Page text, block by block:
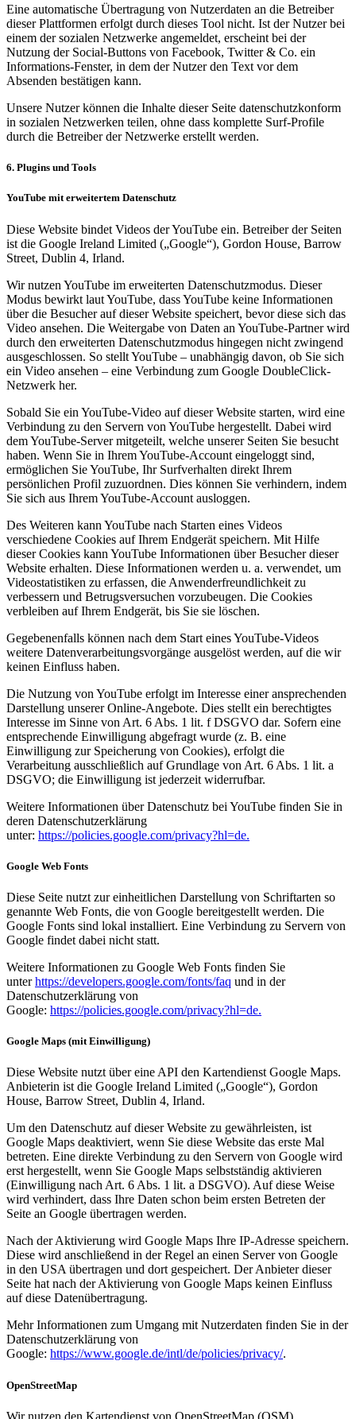
Eine automatische Übertragung von Nutzerdaten an die Betreiber
dieser Plattformen erfolgt durch dieses Tool nicht. Ist der Nutzer bei
einem der sozialen Netzwerke angemeldet, erscheint bei der
Nutzung der Social-Buttons von Facebook, Twitter & Co. ein
Informations-Fenster, in dem der Nutzer den Text vor dem
Absenden bestätigen kann.
Unsere Nutzer können die Inhalte dieser Seite datenschutzkonform
in sozialen Netzwerken teilen, ohne dass komplette Surf-Profile
durch die Betreiber der Netzwerke erstellt werden.
6. Plugins und Tools
YouTube mit erweitertem Datenschutz
Diese Website bindet Videos der YouTube ein. Betreiber der Seiten
ist die Google Ireland Limited („Google“), Gordon House, Barrow
Street, Dublin 4, Irland.
Wir nutzen YouTube im erweiterten Datenschutzmodus. Dieser
Modus bewirkt laut YouTube, dass YouTube keine Informationen
über die Besucher auf dieser Website speichert, bevor diese sich das
Video ansehen. Die Weitergabe von Daten an YouTube-Partner wird
durch den erweiterten Datenschutzmodus hingegen nicht zwingend
ausgeschlossen. So stellt YouTube – unabhängig davon, ob Sie sich
ein Video ansehen – eine Verbindung zum Google DoubleClick-
Netzwerk her.
Sobald Sie ein YouTube-Video auf dieser Website starten, wird eine
Verbindung zu den Servern von YouTube hergestellt. Dabei wird
dem YouTube-Server mitgeteilt, welche unserer Seiten Sie besucht
haben. Wenn Sie in Ihrem YouTube-Account eingeloggt sind,
ermöglichen Sie YouTube, Ihr Surfverhalten direkt Ihrem
persönlichen Profil zuzuordnen. Dies können Sie verhindern, indem
Sie sich aus Ihrem YouTube-Account ausloggen.
Des Weiteren kann YouTube nach Starten eines Videos
verschiedene Cookies auf Ihrem Endgerät speichern. Mit Hilfe
dieser Cookies kann YouTube Informationen über Besucher dieser
Website erhalten. Diese Informationen werden u. a. verwendet, um
Videostatistiken zu erfassen, die Anwenderfreundlichkeit zu
verbessern und Betrugsversuchen vorzubeugen. Die Cookies
verbleiben auf Ihrem Endgerät, bis Sie sie löschen.
Gegebenenfalls können nach dem Start eines YouTube-Videos
weitere Datenverarbeitungsvorgänge ausgelöst werden, auf die wir
keinen Einfluss haben.
Die Nutzung von YouTube erfolgt im Interesse einer ansprechenden
Darstellung unserer Online-Angebote. Dies stellt ein berechtigtes
Interesse im Sinne von Art. 6 Abs. 1 lit. f DSGVO dar. Sofern eine
entsprechende Einwilligung abgefragt wurde (z. B. eine
Einwilligung zur Speicherung von Cookies), erfolgt die
Verarbeitung ausschließlich auf Grundlage von Art. 6 Abs. 1 lit. a
DSGVO; die Einwilligung ist jederzeit widerrufbar.
Weitere Informationen über Datenschutz bei YouTube finden Sie in
deren Datenschutzerklärung
unter: https://policies.google.com/privacy?hl=de.
Google Web Fonts
Diese Seite nutzt zur einheitlichen Darstellung von Schriftarten so
genannte Web Fonts, die von Google bereitgestellt werden. Die
Google Fonts sind lokal installiert. Eine Verbindung zu Servern von
Google findet dabei nicht statt.
Weitere Informationen zu Google Web Fonts finden Sie
unterhttps://developers.google.com/fonts/faq und in der
Datenschutzerklärung von
Google: https://policies.google.com/privacy?hl=de.
Google Maps (mit Einwilligung)
Diese Website nutzt über eine API den Kartendienst Google Maps.
Anbieterin ist die Google Ireland Limited („Google“), Gordon
House, Barrow Street, Dublin 4, Irland.
Um den Datenschutz auf dieser Website zu gewährleisten, ist
Google Maps deaktiviert, wenn Sie diese Website das erste Mal
betreten. Eine direkte Verbindung zu den Servern von Google wird
erst hergestellt, wenn Sie Google Maps selbstständig aktivieren
(Einwilligung nach Art. 6 Abs. 1 lit. a DSGVO). Auf diese Weise
wird verhindert, dass Ihre Daten schon beim ersten Betreten der
Seite an Google übertragen werden.
Nach der Aktivierung wird Google Maps Ihre IP-Adresse speichern.
Diese wird anschließend in der Regel an einen Server von Google
in den USA übertragen und dort gespeichert. Der Anbieter dieser
Seite hat nach der Aktivierung von Google Maps keinen Einfluss
auf diese Datenübertragung.
Mehr Informationen zum Umgang mit Nutzerdaten finden Sie in der
Datenschutzerklärung von
Google: https://www.google.de/intl/de/policies/privacy/.
OpenStreetMap
Wir nutzen den Kartendienst von OpenStreetMap (OSM).